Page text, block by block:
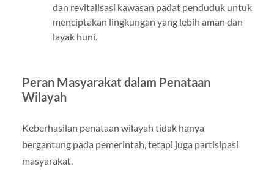
dan revitalisasi kawasan padat penduduk untuk
menciptakan lingkungan yang lebih aman dan
layak huni.
Peran Masyarakat dalam Penataan
Wilayah
Keberhasilan penataan wilayah tidak hanya
bergantung pada pemerintah, tetapi juga partisipasi
masyarakat.